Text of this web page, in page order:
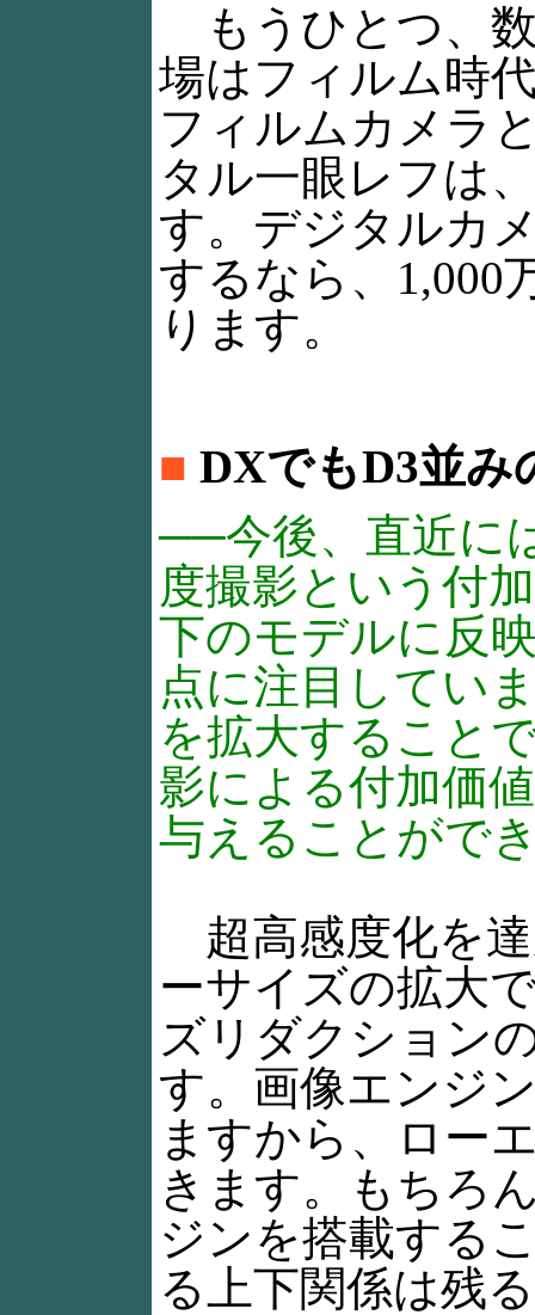
もうひとつ、
場はフィルム時
フィルムカメラ
タル一眼レフは
す。デジタルカ
するなら、1,000
ります。
■ DXでもD3並み
──今後、直近に
度撮影という付
下のモデルに反
点に注目してい
を拡大すること
影による付加価
与えることがで
超高感度化を
ーサイズの拡大
ズリダクション
す。画像エンジ
ますから、ロー
きます。もちろ
ジンを搭載する
る上下関係は残